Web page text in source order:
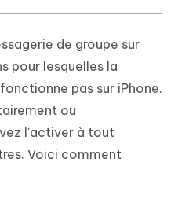
de groupe sur
pour lesquelles la
pas sur iPhone.
ou
l'activer à tout
Voici comment